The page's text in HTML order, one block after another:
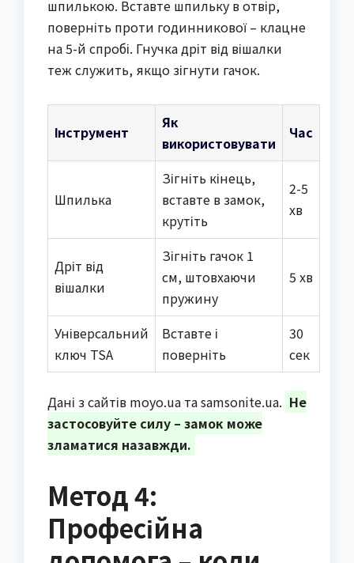
шпилькою. Вставте шпильку в отвір,
поверніть проти годинникової – клацне
на 5-й спробі. Гнучка дріт від вішалки
теж служить, якщо зігнути гачок.
Інструмент
Як
використовувати
Час
Шпилька
Зігніть кінець,
вставте в замок,
крутіть
2-5
хв
Дріт від
вішалки
Зігніть гачок 1
см, штовхаючи
пружину
5 хв
Універсальний
ключ TSA
Вставте і
поверніть
30
сек
Дані з сайтів moyo.ua та samsonite.ua. Не
застосовуйте силу – замок може
зламатися назавжди.
Метод 4:
Професійна